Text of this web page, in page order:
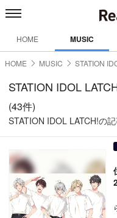
HOME MUSIC
HOME MUSIC STATION
STATION IDOL
(43件)
STATION IDOL LATCH!の